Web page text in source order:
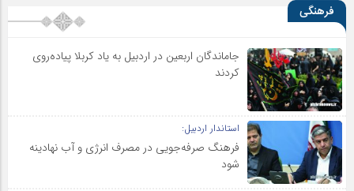
فرهنگی
جاماندگان اربعین در اردبیل به یاد کربلا پیاده‌روی
کردند
استاندار اردبیل:
فرهنگ صرفه‌جویی در مصرف انرژی و آب نهادینه
شود